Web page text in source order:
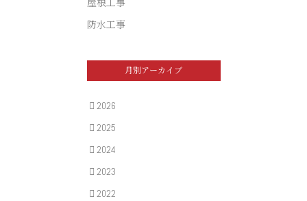
屋根工事
防水工事
月別アーカイブ
2026
2025
2024
2023
2022